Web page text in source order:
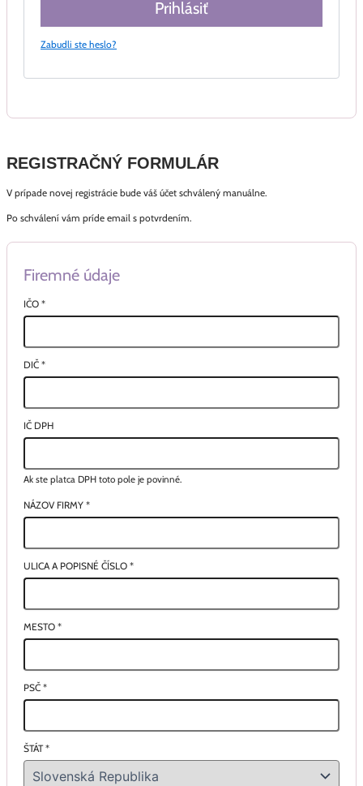
Prihlásiť
Zabudli ste heslo?
REGISTRAČNÝ FORMULÁR
V prípade novej registrácie bude váš účet schválený manuálne.
Po schválení vám príde email s potvrdením.
Firemné údaje
IČO *
DIČ *
IČ DPH
Ak ste platca DPH toto pole je povinné.
NÁZOV FIRMY *
ULICA A POPISNÉ ČÍSLO *
MESTO *
PSČ *
ŠTÁT*